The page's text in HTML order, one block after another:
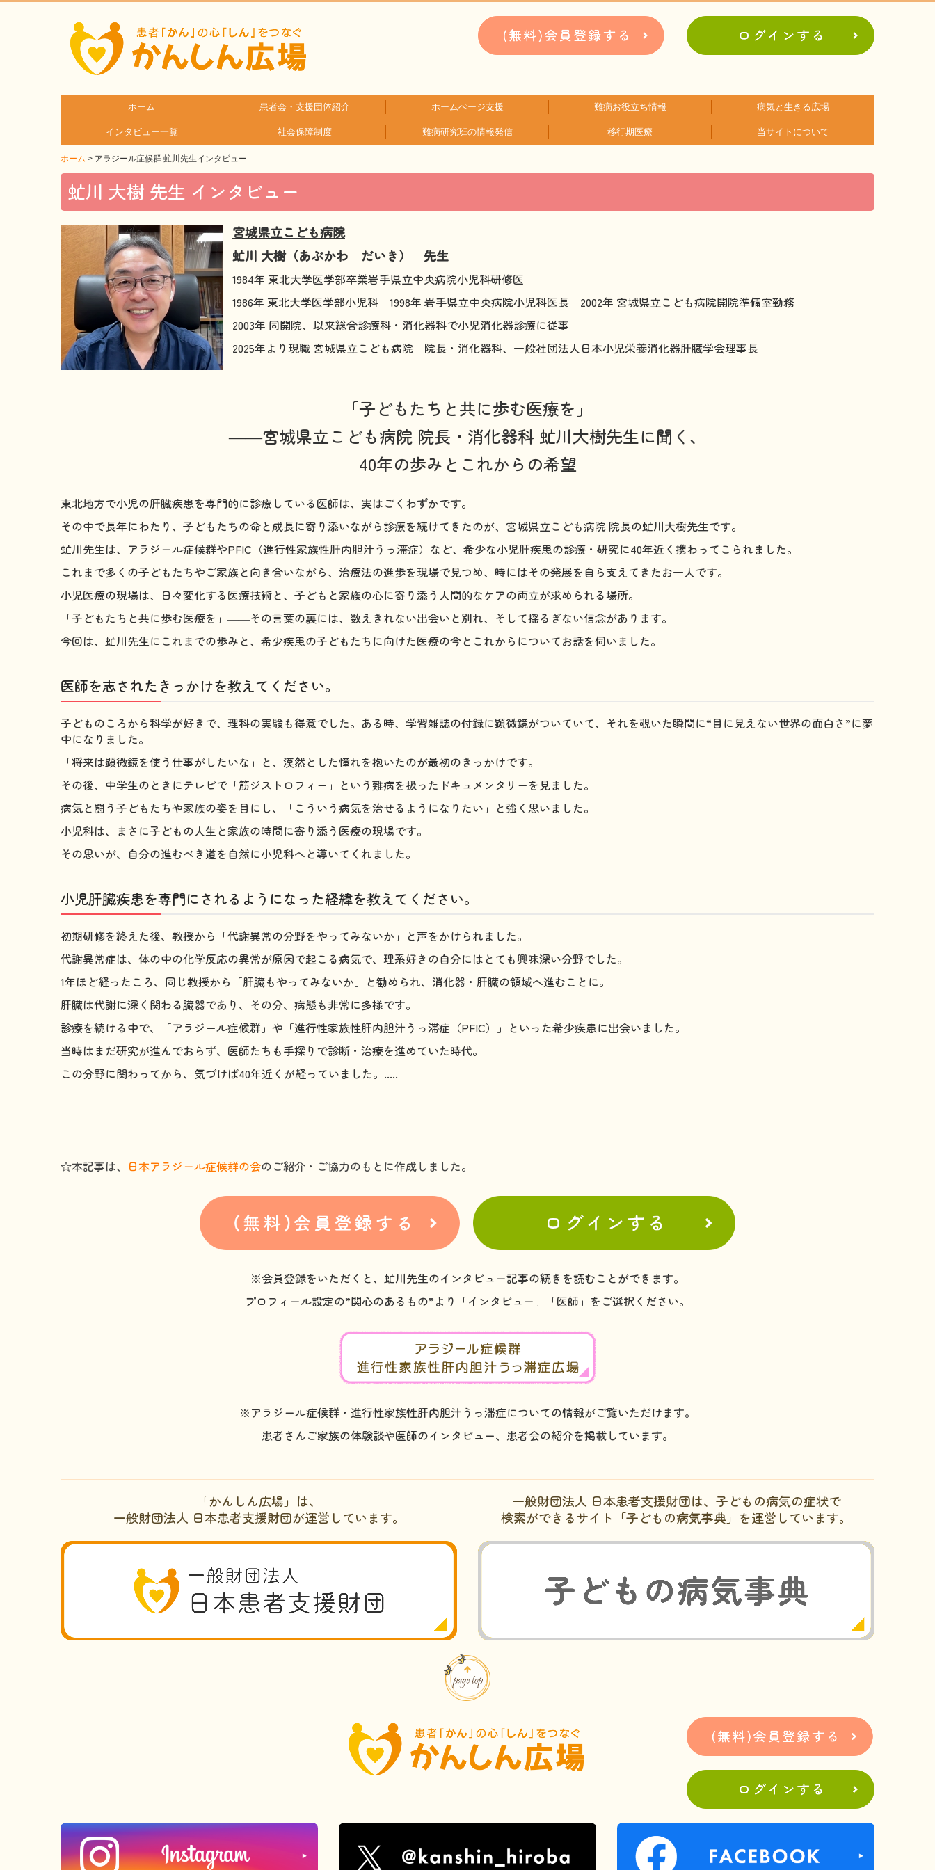
ホーム 患者会・支援団体紹介
疾患別検索
疾患分類検索
ホームぺージ支援
仮お申込み
支援中ホームページ一例
難病お役立ち情報
患者会紹介
WEBメディアに関するコラム
文献に関するコラム
子どもに関するコラム
生活に関するコラム
就労に関するコラム
お金に関するコラム
難病の日
病気と生きる広場
インタビュー一覧
医療従事者へのインタビュー
患者さんとご家族へのインタビュー
社会保障制度 難病研究班の情報発信 移行期医療 当サイトについて
ホーム アラジール症候群 虻川先生インタビュー
虻川 大樹 先生 インタビュー
宮城県立こども病院
虻川 大樹（あぶかわ だいき） 先生
1984年 東北大学医学部卒業岩手県立中央病院小児科研修医
1986年 東北大学医学部小児科 1998年 岩手県立中央病院小児科医長 2002年 宮城県立こども病院開院準備室勤務
2003年 同開院、以来総合診療科・消化器科で小児消化器診療に従事
2025年より現職 宮城県立こども病院 院長・消化器科、 一般社団法人日本小児栄養消化器肝臓学会理事長
「子どもたちと共に歩む医療を」
――宮城県立こども病院 院長・消化器科 虻川大樹先生に聞く、
40年の歩みとこれからの希望
東北地方で小児の肝臓疾患を専門的に診療している医師は、実はごくわずかです。
その中で長年にわたり、子どもたちの命と成長に寄り添いながら診療を続けてきたのが、宮城県立こども病院 院長の虻川大樹先生です。
虻川先生は、アラジール症候群やPFIC（進行性家族性肝内胆汁うっ滞症）など、希少な小児肝疾患の診療・研究に40年近く携わってこられました。
これまで多くの子どもたちやご家族と向き合いながら、治療法の進歩を現場で見つめ、時にはその発展を自ら支えてきたお一人です。
小児医療の現場は、日々変化する医療技術と、子どもと家族の心に寄り添う人間的なケアの両立が求められる場所。
「子どもたちと共に歩む医療を」――その言葉の裏には、数えきれない出会いと別れ、そして揺るぎない信念があります。
今回は、虻川先生にこれまでの歩みと、希少疾患の子どもたちに向けた医療の今とこれからについてお話を伺いました。
医師を志されたきっかけを教えてください。
子どものころから科学が好きで、理科の実験も得意でした。ある時、学習雑誌の付録に顕微鏡がついていて、それを覗いた瞬間に“目に見えない世界の面白さ”に夢
中になりました。
「将来は顕微鏡を使う仕事がしたいな」と、漠然とした憧れを抱いたのが最初のきっかけです。
その後、中学生のときにテレビで「筋ジストロフィー」という難病を扱ったドキュメンタリーを見ました。
病気と闘う子どもたちや家族の姿を目にし、「こういう病気を治せるようになりたい」と強く思いました。
小児科は、まさに子どもの人生と家族の時間に寄り添う医療の現場です。
その思いが、自分の進むべき道を自然に小児科へと導いてくれました。
小児肝臓疾患を専門にされるようになった経緯を教えてください。
初期研修を終えた後、教授から「代謝異常の分野をやってみないか」と声をかけられました。
代謝異常症は、体の中の化学反応の異常が原因で起こる病気で、理系好きの自分にはとても興味深い分野でした。
1年ほど経ったころ、同じ教授から「肝臓もやってみないか」と勧められ、消化器・肝臓の領域へ進むことに。
肝臓は代謝に深く関わる臓器であり、その分、病態も非常に多様です。
診療を続ける中で、「アラジール症候群」や「進行性家族性肝内胆汁うっ滞症（PFIC）」といった希少疾患に出会いました。
当時はまだ研究が進んでおらず、医師たちも手探りで診断・治療を進めていた時代。
この分野に関わってから、気づけば40年近くが経っていました。 .....
☆本記事は、 日本アラジール症候群の会のご紹介・ご協力のもとに作成しました。
※会員登録をいただくと、虻川先生のインタビュー記事の続きを読むことができます。
プロフィール設定の”関心のあるもの”より「インタビュー」「医師」をご選択ください。
※アラジール症候群・進行性家族性肝内胆汁うっ滞症についての情報がご覧いただけます。
患者さんご家族の体験談や医師のインタビュー、患者会の紹介を掲載しています。
「かんしん広場」は、
一般財団法人 日本患者支援財団が運営しています。
一般財団法人 日本患者支援財団は、子どもの病気の症状で
検索ができるサイト「子どもの病気事典」を運営しています。